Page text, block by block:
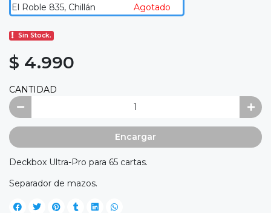
El Roble 835, Chillán
Agotado
Sin Stock.
$ 4.990
CANTIDAD
Encargar
Deckbox Ultra-Pro para 65 cartas.
Separador de mazos.